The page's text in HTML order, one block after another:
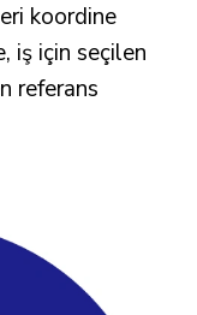
koordine
iş için seçilen
referans